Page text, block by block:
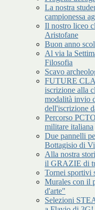
La nostra
campionessa
Il nostro liceo
Aristofane
Buon anno
Al via la
Filosofia
Scavo
FUTURE
iscrizione alla
modalità invio
dell'iscrizione
Percorso
militare italiana
Due pannelli
Bottagisio di
Alla nostra
il GRAZIE di
Tornei sportivi
Murales con il
d'arte"
Selezioni